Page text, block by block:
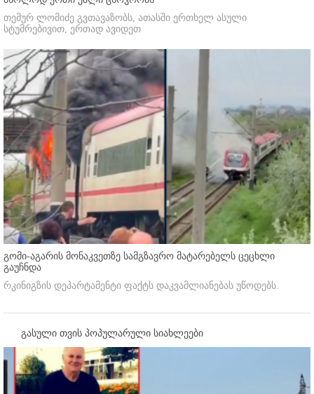
თემურ ლომიძე გვთავაზობს, ათასში ერთხელ ასული
სტუმრებივით, ერთად ავიდეთ
გომი-აგარის მონაკვეთზე სამგზავრო მატარებელს ცეცხლი
გაუჩნდა
რკინიგზის დეპარტამენტი ფაქტს დაკვამლიანებას უწოდებს.
გასული თვის პოპულარული სიახლეები